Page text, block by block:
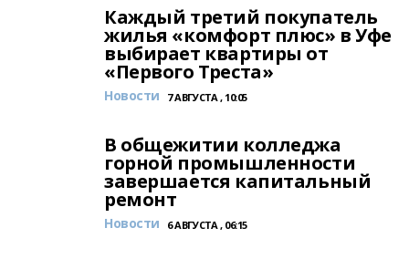
Каждый третий покупатель
жилья «комфорт плюс» в Уфе
выбирает квартиры от
«Первого Треста»
Новости 7 АВГУСТА , 10:05
В общежитии колледжа
горной промышленности
завершается капитальный
ремонт
Новости 6 АВГУСТА , 06:15